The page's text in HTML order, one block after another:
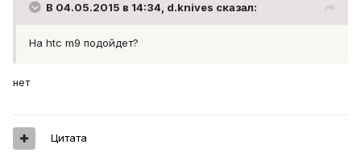
В 04.05.2015 в 14:34, d.knives сказал:
На htc m9 подойдет?
нет
Цитата